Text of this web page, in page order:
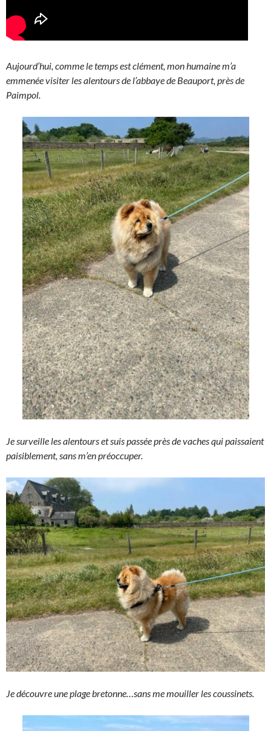
Aujourd’hui, comme le temps est clément, mon humaine m’a
emmenée visiter les alentours de l’abbaye de Beauport, près de
Paimpol.
Je surveille les alentours et suis passée près de vaches qui paissaient
paisiblement, sans m’en préoccuper.
Je découvre une plage bretonne…sans me mouiller les coussinets.